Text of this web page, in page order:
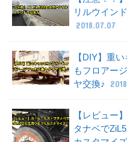
リルウイン
2018.07.07
【DIY】重
もフロアー
ヤ交換♪
【レビュー
タナベで